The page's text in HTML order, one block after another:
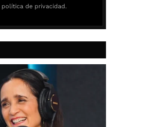
política de privacidad.